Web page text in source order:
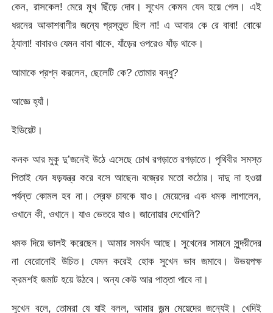
কেন, রাসকেল! মেরে মুখ ছিঁড়ে দোব। সুখেন কেমন যেন হয়ে গেল। এই
ধরনের আকাশবাণীর জন্যে প্রস্তুত ছিল না! এ আবার কে রে বাবা! বোঝে
ঠ্যালা! বাবারও যেমন বাবা থাকে, যাঁড়ের ওপরেও ষাঁড় থাকে।
আমাকে প্রশ্ন করলেন, ছেলেটি কে? তোমার বন্ধু?
আজ্ঞে হ্যাঁ।
ইডিয়েট।
কনক আর মুকু দু’জনেই উঠে এসেছে চোখ রগড়াতে রগড়াতে। পৃথিবীর সমস্ত
পিতাই যেন ষড়যন্ত্র করে বসে আছেন৷ বজ্রের মতো কঠোর। দাদু না হওয়া
পর্যন্ত কোমল হব না। স্রেফ চাবকে যাও। মেয়েদের এক ধমক লাগালেন,
ওখানে কী, ওখানে। যাও ভেতরে যাও। জানোয়ার দেখোনি?
ধমক দিয়ে ভালই করেছেন। আমার সমর্থন আছে। সুখেনের সামনে সুন্দরীদের
না বেরোনোই উচিত। যেমন করেই হোক সুখেন ভাব জমাবে। উভয়পক্ষ
ক্রমশই জমাট হয়ে উঠবে। অন্য কেউ আর পাত্তা পাবে না।
সুখেন বলে, তোমরা যে যাই বলল, আমার জন্ম মেয়েদের জন্যেই। খেদিই